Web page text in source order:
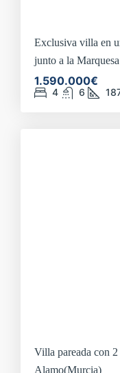
Exclusiva villa en
junto a la
1.590.000€
4 6
Villa pareada con
Alamo(Murcia)